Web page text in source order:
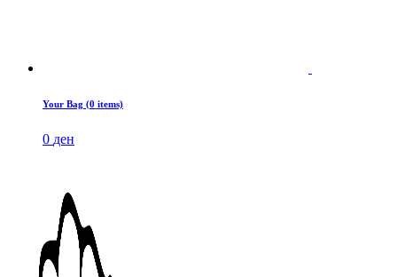
Your Bag (0 items)
0 ден